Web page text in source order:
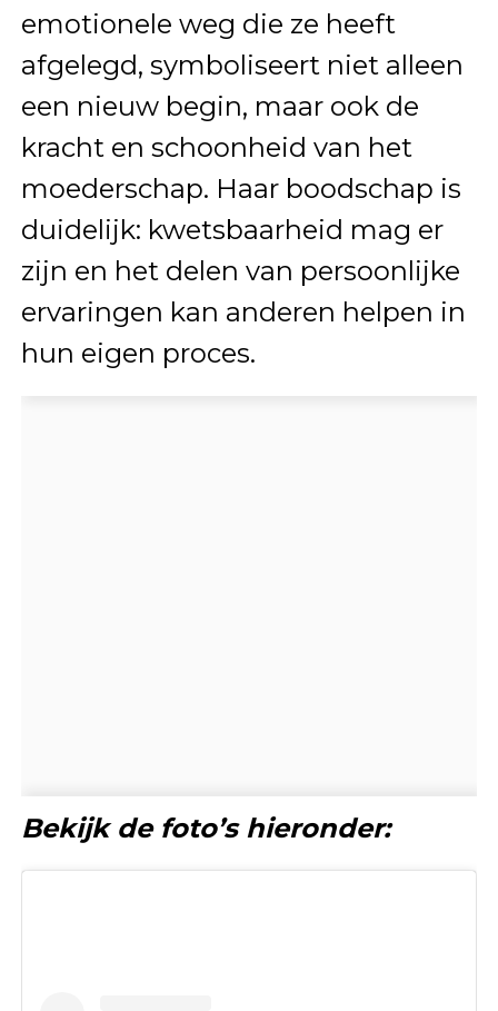
emotionele weg die ze heeft
afgelegd, symboliseert niet alleen
een nieuw begin, maar ook de
kracht en schoonheid van het
moederschap. Haar boodschap is
duidelijk: kwetsbaarheid mag er
zijn en het delen van persoonlijke
ervaringen kan anderen helpen in
hun eigen proces.
Bekijk de foto’s hieronder: